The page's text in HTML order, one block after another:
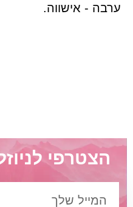
ערבה - אישווה.
הצטרפי